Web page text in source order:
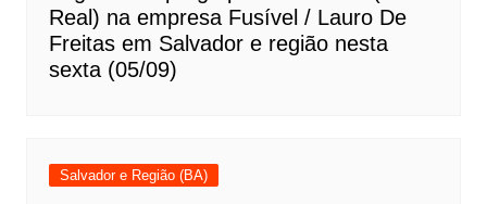
Real) na empresa Fusível / Lauro De
Freitas em Salvador e região nesta
sexta (05/09)
Salvador e Região (BA)